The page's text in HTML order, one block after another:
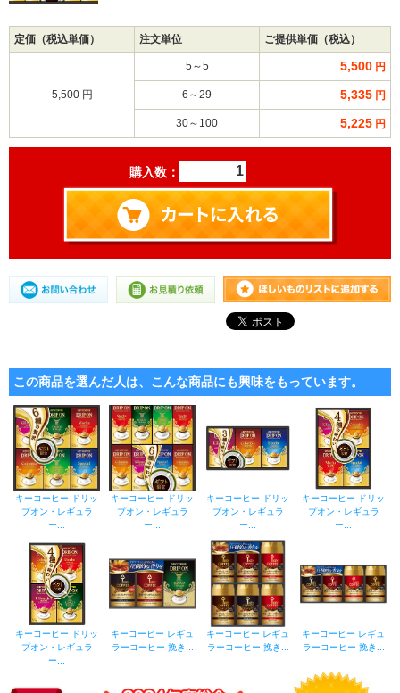
定価（税込単価） 注文単位 ご提供単価（税込）
5,500 円
5～5 5,500 円
6～29 5,335 円
30～100 5,225 円
購入数：
この商品を選んだ人は、こんな商品にも興味をもっています。
キーコーヒー ドリッ
プオン・レギュラ
ー...
キーコーヒー ドリッ
プオン・レギュラ
ー...
キーコーヒー ドリッ
プオン・レギュラ
ー...
キーコーヒー ドリッ
プオン・レギュラ
ー...
キーコーヒー ドリッ
プオン・レギュラ
ー...
キーコーヒー レギュ
ラーコーヒー 挽き...
キーコーヒー レギュ
ラーコーヒー 挽き...
キーコーヒー レギュ
ラーコーヒー 挽き...